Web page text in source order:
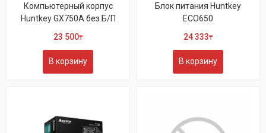
Компьютерный корпус
Huntkey GX750A без Б/П
23 500₸
В корзину
Блок питания Huntkey
ECO650
24 333₸
В корзину